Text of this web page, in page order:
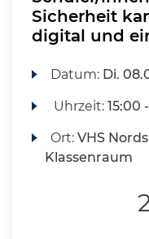
Sicherheit
digital und
Datum: Di.
Uhrzeit:15:00
Ort:VHS
Klassenraum